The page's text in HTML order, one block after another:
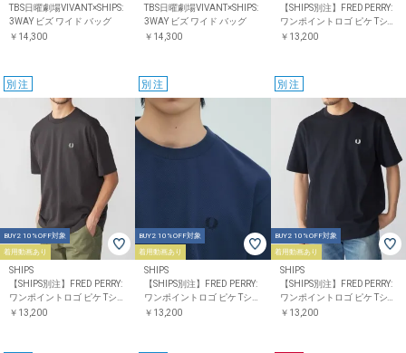
TBS日曜劇場VIVANT×SHIPS:
3WAY ビズ ワイド バッグ
￥14,300
TBS日曜劇場VIVANT×SHIPS:
3WAY ビズ ワイド バッグ
￥14,300
【SHIPS別注】FRED PERRY:
ワンポイントロゴ ピケ Tシャ
ツ 26SS
￥13,200
別注
BUY2 10%OFF対象
着用動画あり
SHIPS
【SHIPS別注】FRED PERRY:
ワンポイントロゴ ピケ Tシャ
ツ 26SS
￥13,200
別注
BUY2 10%OFF対象
着用動画あり
SHIPS
【SHIPS別注】FRED PERRY:
ワンポイントロゴ ピケ Tシャ
ツ 26SS
￥13,200
別注
BUY2 10%OFF対象
着用動画あり
SHIPS
【SHIPS別注】FRED PERRY:
ワンポイントロゴ ピケ Tシャ
ツ 26SS
￥13,200